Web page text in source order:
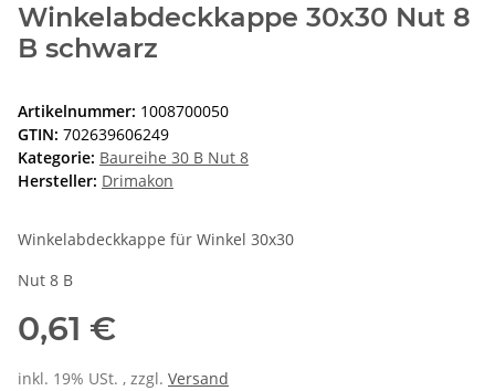
Winkelabdeckkappe 30x30 Nut 8
B schwarz
Artikelnummer: 1008700050
GTIN: 702639606249
Kategorie: Baureihe 30 B Nut 8
Hersteller: Drimakon
Winkelabdeckkappe für Winkel 30x30
Nut 8 B
0,61 €
inkl. 19% USt. , zzgl. Versand